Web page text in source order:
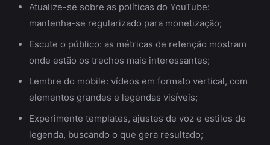
Atualize-se sobre as políticas do YouTube:
mantenha-se regularizado para monetização;
Escute o público: as métricas de retenção mostram
onde estão os trechos mais interessantes;
Lembre do mobile: vídeos em formato vertical, com
elementos grandes e legendas visíveis;
Experimente templates, ajustes de voz e estilos de
legenda, buscando o que gera resultado;